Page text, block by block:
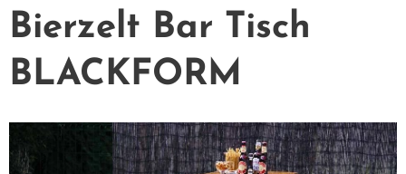
Bierzelt Bar Tisch
BLACKFORM